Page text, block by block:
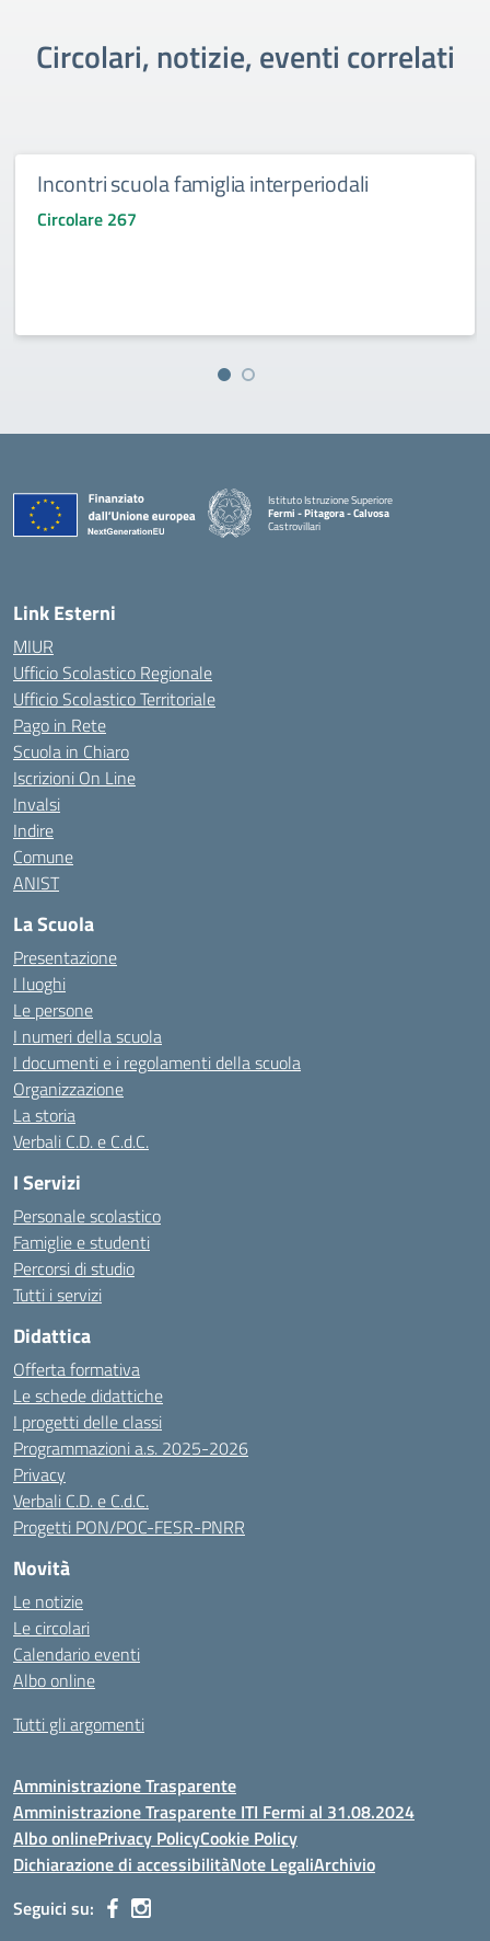
Circolari, notizie, eventi correlati
Incontri scuola famiglia interperiodali
Circolare 267
Istituto Istruzione Superiore
Fermi - Pitagora - Calvosa
Castrovillari
Link Esterni
MIUR
Ufficio Scolastico Regionale
Ufficio Scolastico Territoriale
Pago in Rete
Scuola in Chiaro
Iscrizioni On Line
Invalsi
Indire
Comune
ANIST
La Scuola
Presentazione
I luoghi
Le persone
I numeri della scuola
I documenti e i regolamenti della scuola
Organizzazione
La storia
Verbali C.D. e C.d.C.
I Servizi
Personale scolastico
Famiglie e studenti
Percorsi di studio
Tutti i servizi
Didattica
Offerta formativa
Le schede didattiche
I progetti delle classi
Programmazioni a.s. 2025-2026
Privacy
Verbali C.D. e C.d.C.
Progetti PON/POC-FESR-PNRR
Novità
Le notizie
Le circolari
Calendario eventi
Albo online
Tutti gli argomenti
Amministrazione Trasparente
Amministrazione Trasparente ITI Fermi al 31.08.2024
Albo onlinePrivacy PolicyCookie Policy
Dichiarazione di accessibilitàNote LegaliArchivio
Seguici su: